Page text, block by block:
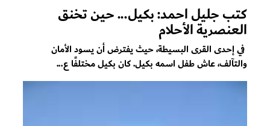
كتب جليل احمد: بكيل... حين تخنق
العنصرية الأحلام
في إحدى القرى البسيطة، حيث يفترض أن يسود الأمان
والتآلف، عاش طفل اسمه بكيل. كان بكيل مختلفًا ع...